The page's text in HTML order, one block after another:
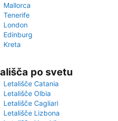
Mallorca
Tenerife
London
Edinburg
Kreta
po svetu
Letališče Catania
Letališče Olbia
Letališče Cagliari
Letališče Lizbona